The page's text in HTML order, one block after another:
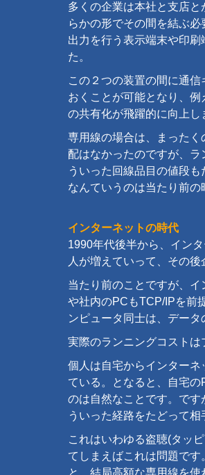
多くの企業は本社と支店
らかの形でその間を結ぶ
出力を行う表示端末や印
た。
この２つの装置の間に通
おくことが可能となり、
の共有化が飛躍的に向上し
専用線の場合は、まった
配はなかったのですが、
ういった回線品目の値段
なんていうのは当たり前の
インターネットの時代
1990年代後半から、イン
人が増えていって、その
当たり前のことですが、
や社内のPCもTCP/IPを前
ンピュータ同士は、デー
実際のランニングコスト
個人は自宅からインター
ている。となると、自宅
のは自然なことです。で
ういった経路をたどって
これはいわゆる盗聴(タッ
てしまえばこれは問題で
と、結局高額な専用線を